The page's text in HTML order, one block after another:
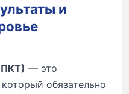
и
— это
обязательно